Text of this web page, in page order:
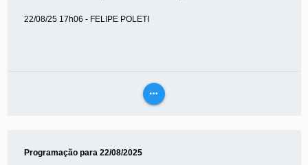
22/08/25 17h06 - FELIPE POLETI
more_horiz
Programação para 22/08/2025